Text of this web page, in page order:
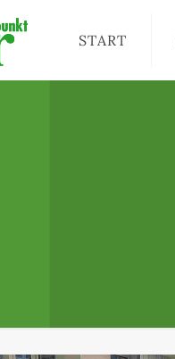
START